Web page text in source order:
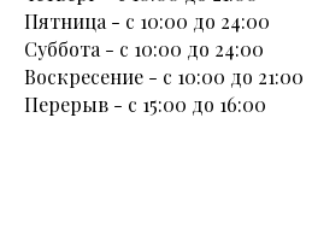
Пятница - с 10:00 до 24:00
Суббота - с 10:00 до 24:00
Воскресение - с 10:00 до 21:00
Перерыв - с 15:00 до 16:00